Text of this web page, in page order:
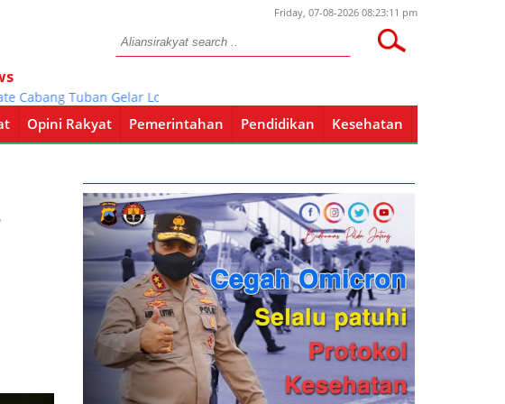
Friday, 07-08-2026 08:23:11 pm
Tuban Gelar Lomba Mancing Terbuka untuk Umum
Opini Rakyat Pemerintahan Pendidikan Kesehatan
Pemerintahan Pendidikan Kesehatan